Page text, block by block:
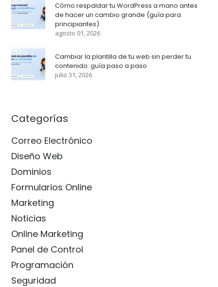
Cómo respaldar tu WordPress a mano antes
de hacer un cambio grande (guía para
principiantes)
agosto 01, 2026
Cambiar la plantilla de tu web sin perder tu
contenido: guía paso a paso
julio 31, 2026
Categorías
Correo Electrónico
Diseño Web
Dominios
Formularios Online
Marketing
Noticias
Online Marketing
Panel de Control
Programación
Seguridad